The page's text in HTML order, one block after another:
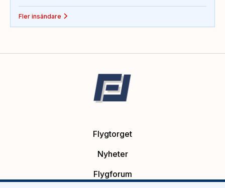
Fler insändare
Flygtorget
Nyheter
Flygforum